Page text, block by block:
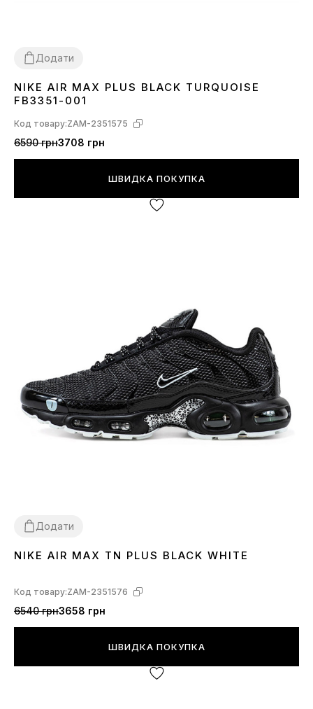
Додати
42
NIKE AIR MAX PLUS BLACK TURQUOISE
FB3351-001
Код товару:ZAM-2351575
6590 грн3708 грн
ШВИДКА ПОКУПКА
Додати
41
NIKE AIR MAX TN PLUS BLACK WHITE
Код товару:ZAM-2351576
6540 грн3658 грн
ШВИДКА ПОКУПКА